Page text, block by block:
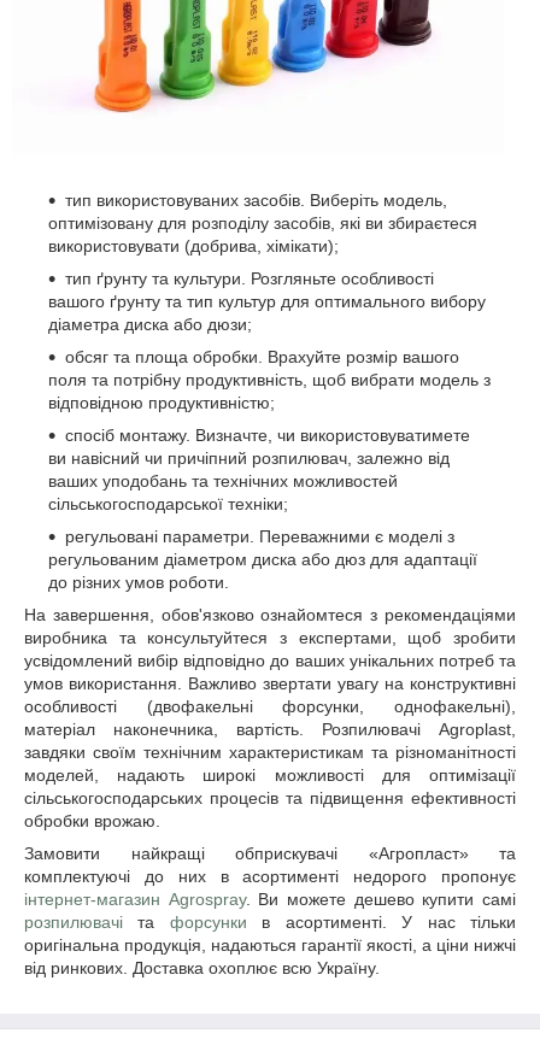
тип використовуваних засобів. Виберіть модель,
оптимізовану для розподілу засобів, які ви збираєтеся
використовувати (добрива, хімікати);
тип ґрунту та культури. Розгляньте особливості
вашого ґрунту та тип культур для оптимального вибору
діаметра диска або дюзи;
обсяг та площа обробки. Врахуйте розмір вашого
поля та потрібну продуктивність, щоб вибрати модель з
відповідною продуктивністю;
спосіб монтажу. Визначте, чи використовуватимете
ви навісний чи причіпний розпилювач, залежно від
ваших уподобань та технічних можливостей
сільськогосподарської техніки;
регульовані параметри. Переважними є моделі з
регульованим діаметром диска або дюз для адаптації
до різних умов роботи.
На завершення, обов'язково ознайомтеся з рекомендаціями
виробника та консультуйтеся з експертами, щоб зробити
усвідомлений вибір відповідно до ваших унікальних потреб та
умов використання. Важливо звертати увагу на конструктивні
особливості (двофакельні форсунки, однофакельні),
матеріал наконечника, вартість. Розпилювачі Agroplast,
завдяки своїм технічним характеристикам та різноманітності
моделей, надають широкі можливості для оптимізації
сільськогосподарських процесів та підвищення ефективності
обробки врожаю.
Замовити найкращі обприскувачі «Агропласт» та
комплектуючі до них в асортименті недорого пропонує
інтернет-магазин Agrospray. Ви можете дешево купити самі
розпилювачі та форсунки в асортименті. У нас тільки
оригінальна продукція, надаються гарантії якості, а ціни нижчі
від ринкових. Доставка охоплює всю Україну.